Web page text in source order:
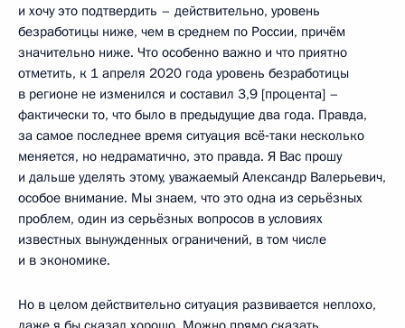
и хочу это подтвердить – действительно, уровень
безработицы ниже, чем в среднем по России, причём
значительно ниже. Что особенно важно и что приятно
отметить, к 1 апреля 2020 года уровень безработицы
в регионе не изменился и составил 3,9 [процента] –
фактически то, что было в предыдущие два года. Правда,
за самое последнее время ситуация всё‑таки несколько
меняется, но недраматично, это правда. Я Вас прошу
и дальше уделять этому, уважаемый Александр Валерьевич,
особое внимание. Мы знаем, что это одна из серьёзных
проблем, один из серьёзных вопросов в условиях
известных вынужденных ограничений, в том числе
и в экономике.
Но в целом действительно ситуация развивается неплохо,